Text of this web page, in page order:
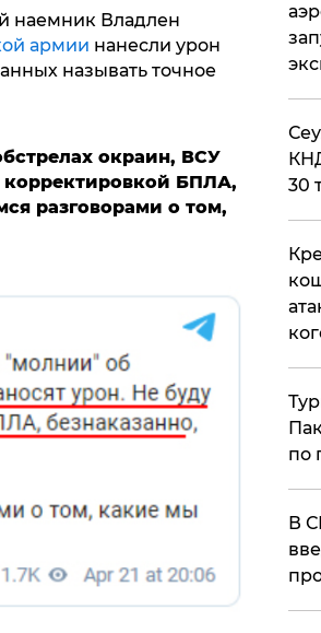
наемник Владлен
армии нанесли урон
называть точное
окраин, ВСУ
корректировкой БПЛА,
разговорами о том,
30
по
В